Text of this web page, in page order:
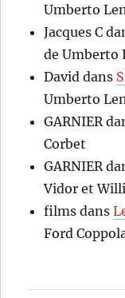
Umberto
Jacques C
de Umberto
David dans
Umberto
GARNIER
Corbet
GARNIER
Vidor et
films dans
Ford